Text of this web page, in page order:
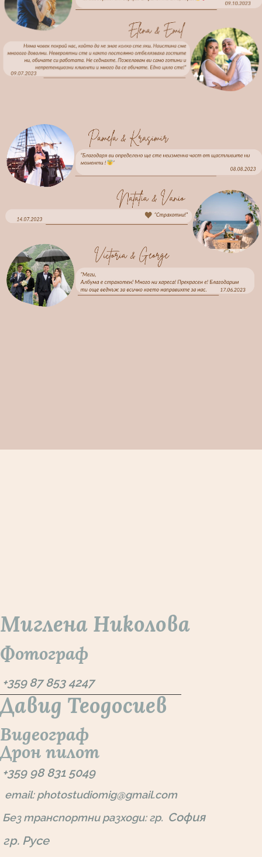
Миглена Николова
Фотограф
+359 87 853 4247
Давид Теодосиев
Видеограф
Дрон пилот
+359 98 831 5049
email: photostudiomig@gmail.com
Без транспортни разходи: гр. София
гр. Русе